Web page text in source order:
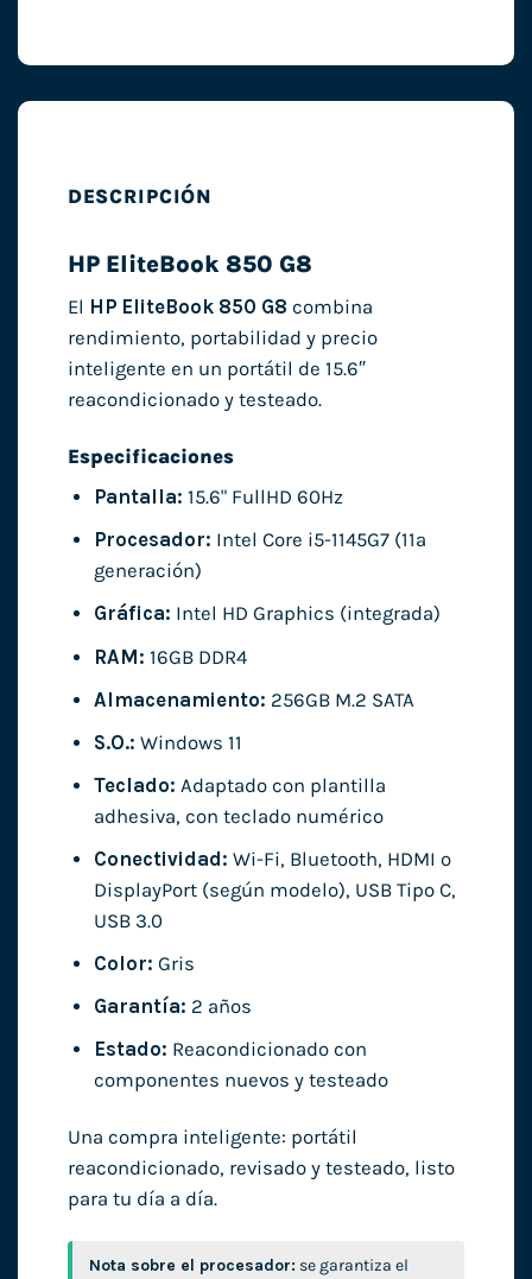
DESCRIPCIÓN
HP EliteBook 850 G8
El HP EliteBook 850 G8 combina
rendimiento, portabilidad y precio
inteligente en un portátil de 15.6″
reacondicionado y testeado.
Especificaciones
Pantalla: 15.6" FullHD 60Hz
Procesador: Intel Core i5-1145G7 (11ª
generación)
Gráfica: Intel HD Graphics (integrada)
RAM: 16GB DDR4
Almacenamiento: 256GB M.2 SATA
S.O.: Windows 11
Teclado: Adaptado con plantilla
adhesiva, con teclado numérico
Conectividad: Wi-Fi, Bluetooth, HDMI o
DisplayPort (según modelo), USB Tipo C,
USB 3.0
Color: Gris
Garantía: 2 años
Estado: Reacondicionado con
componentes nuevos y testeado
Una compra inteligente: portátil
reacondicionado, revisado y testeado, listo
para tu día a día.
Nota sobre el procesador: se garantiza el